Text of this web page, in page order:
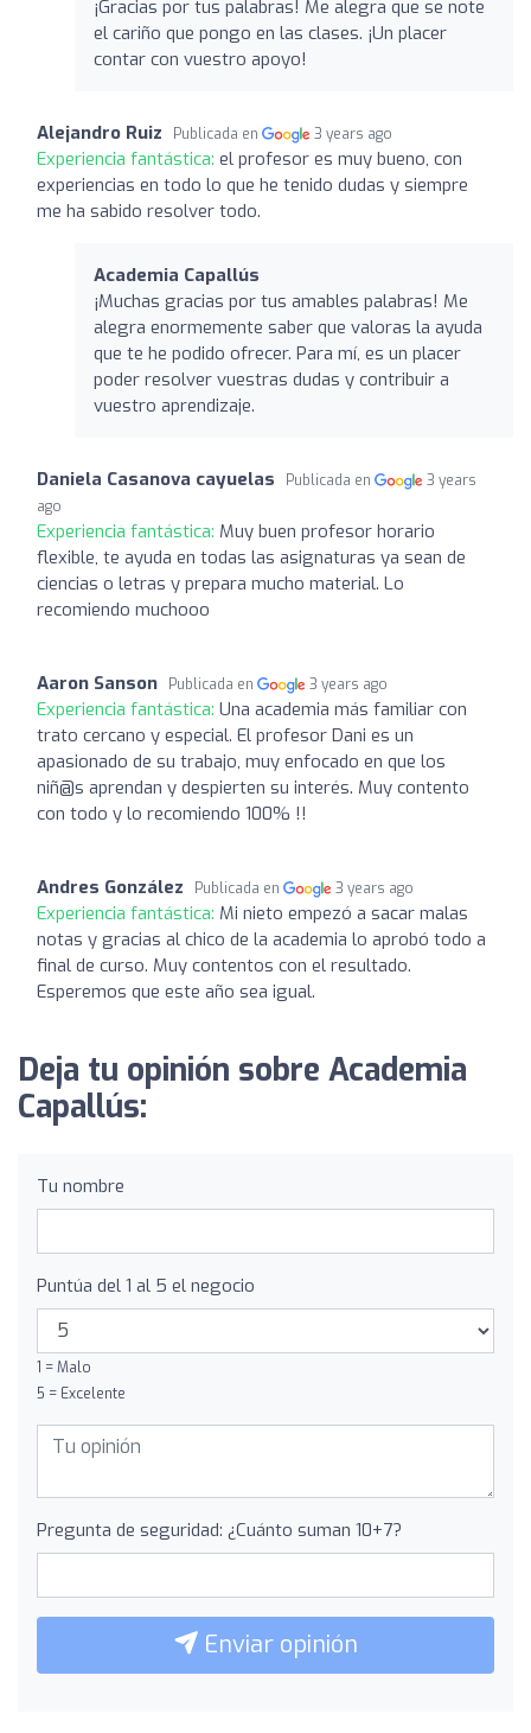
¡Gracias por tus palabras! Me alegra que se note
el cariño que pongo en las clases. ¡Un placer
contar con vuestro apoyo!
Alejandro Ruiz Publicada en 3 years ago
Experiencia fantástica: el profesor es muy bueno, con
experiencias en todo lo que he tenido dudas y siempre
me ha sabido resolver todo.
Academia Capallús
¡Muchas gracias por tus amables palabras! Me
alegra enormemente saber que valoras la ayuda
que te he podido ofrecer. Para mí, es un placer
poder resolver vuestras dudas y contribuir a
vuestro aprendizaje.
Daniela Casanova cayuelas Publicada en
3 years
ago
Experiencia fantástica: Muy buen profesor horario
flexible, te ayuda en todas las asignaturas ya sean de
ciencias o letras y prepara mucho material. Lo
recomiendo muchooo
Aaron Sanson Publicada en 3 years ago
Experiencia fantástica: Una academia más familiar con
trato cercano y especial. El profesor Dani es un
apasionado de su trabajo, muy enfocado en que los
niñ@s aprendan y despierten su interés. Muy contento
con todo y lo recomiendo 100% !!
Andres González Publicada en 3 years ago
Experiencia fantástica: Mi nieto empezó a sacar malas
notas y gracias al chico de la academia lo aprobó todo a
final de curso. Muy contentos con el resultado.
Esperemos que este año sea igual.
Deja tu opinión sobre Academia
Capallús:
Tu nombre
Puntúa del 1 al 5 el negocio
1 = Malo
5 = Excelente
Pregunta de seguridad: ¿Cuánto suman 10+7?
Enviar opinión